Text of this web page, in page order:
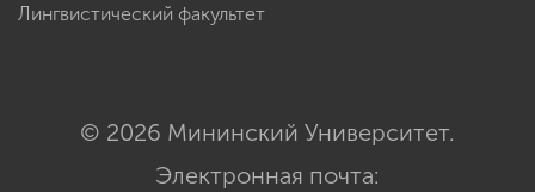
Лингвистический факультет
© 2026 Мининский Университет.
Электронная почта: